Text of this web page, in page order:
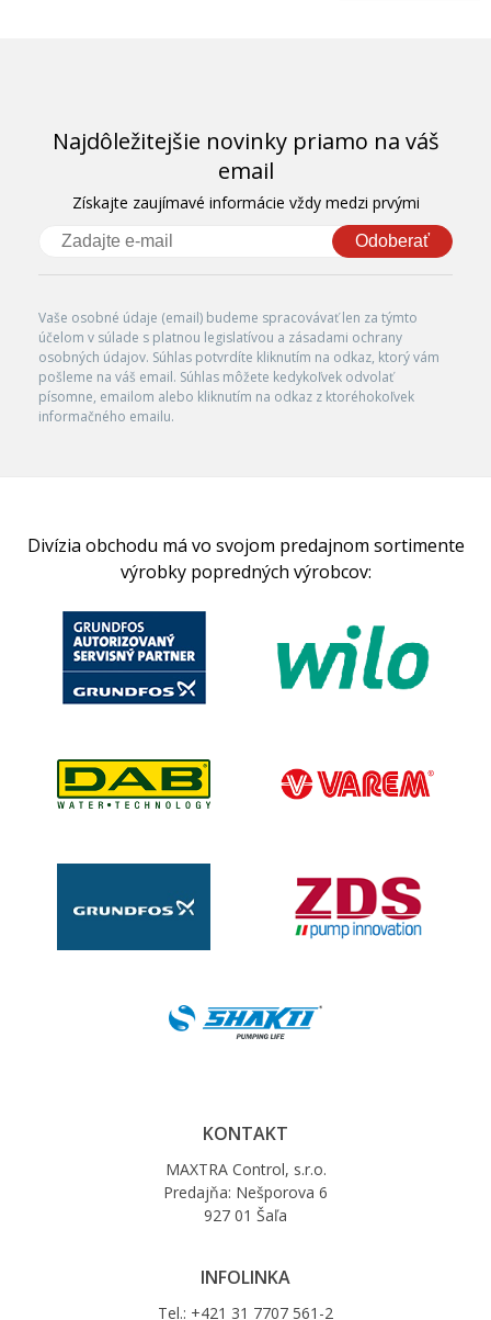
Najdôležitejšie novinky priamo na váš
email
Získajte zaujímavé informácie vždy medzi prvými
Odoberať
Vaše osobné údaje (email) budeme spracovávať len za týmto
účelom v súlade s platnou legislatívou a zásadami ochrany
osobných údajov. Súhlas potvrdíte kliknutím na odkaz, ktorý vám
pošleme na váš email. Súhlas môžete kedykoľvek odvolať
písomne, emailom alebo kliknutím na odkaz z ktoréhokoľvek
informačného emailu.
Divízia obchodu má vo svojom predajnom sortimente
výrobky popredných výrobcov:
KONTAKT
MAXTRA Control, s.r.o.
Predajňa: Nešporova 6
927 01 Šaľa
INFOLINKA
Tel.: +421 31 7707 561-2